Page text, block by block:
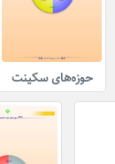
حوزه‌های سکینت